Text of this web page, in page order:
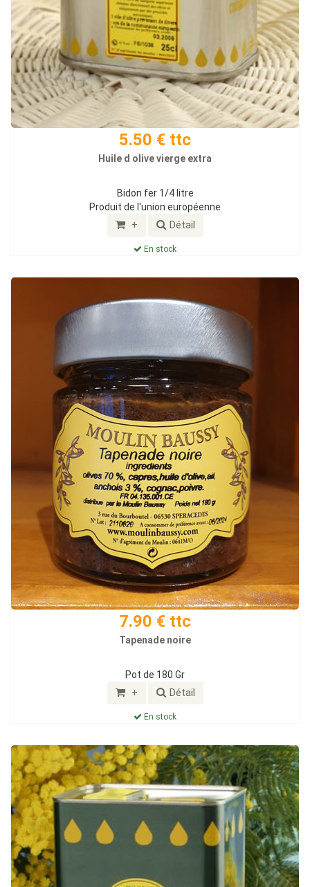
5.50 € ttc
Huile d olive vierge extra
Bidon fer 1/4 litre
Produit de l'union européenne
+ Détail
En stock
7.90 € ttc
Tapenade noire
Pot de 180 Gr
+ Détail
En stock